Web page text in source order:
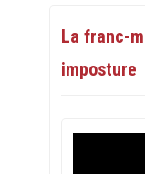
La franc-
imposture